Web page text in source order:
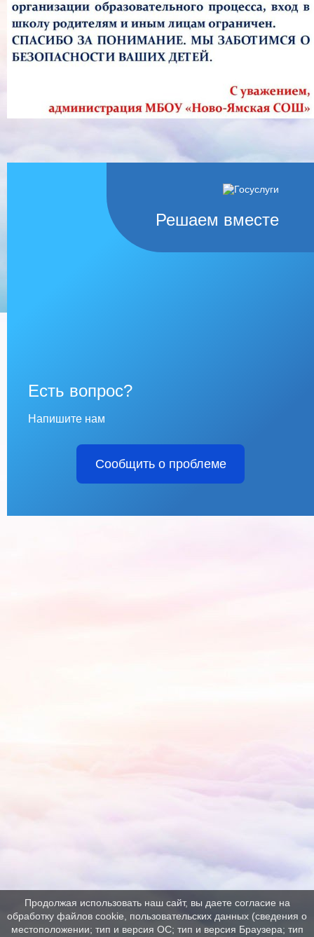
Решаем вместе
Есть вопрос?
Напишите нам
Сообщить о проблеме
Продолжая использовать наш сайт, вы даете согласие на
обработку файлов cookie, пользовательских данных (сведения о
местоположении; тип и версия ОС; тип и версия Браузера; тип